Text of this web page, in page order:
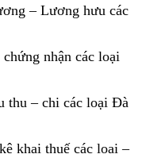
– Lương hưu các
nhận các loại
thu – chi các loại Đà
khai thuế các loại –